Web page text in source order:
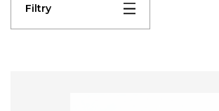
Filtry